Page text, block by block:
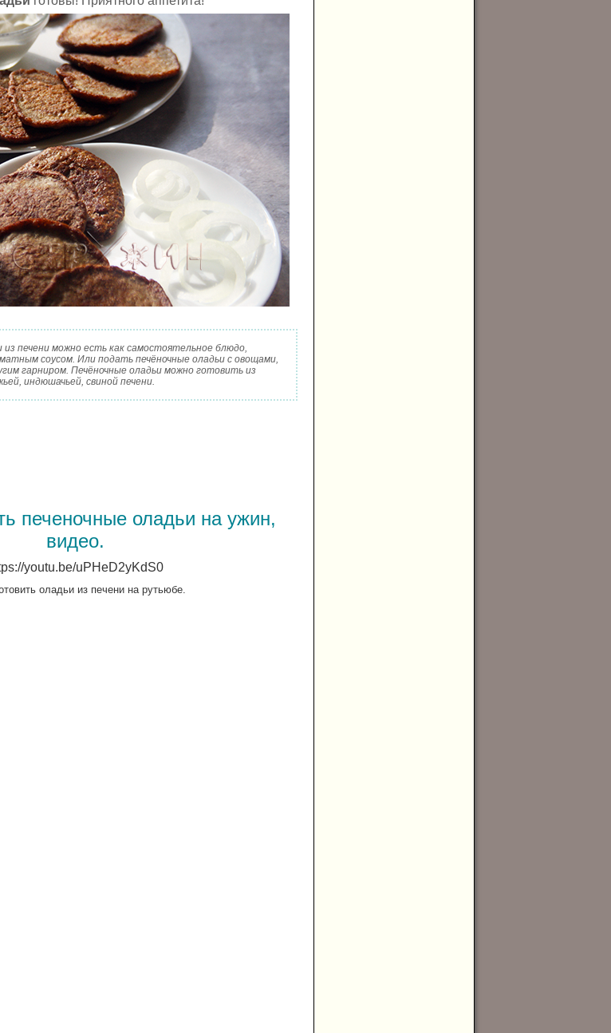
печени можно есть как самостоятельное блюдо,
соусом. Или подать печёночные оладьи с овощами,
гарниром. Печёночные оладьи можно готовить из
индюшачьей, свиной печени.
печеночные оладьи на ужин,
видео.
youtu.be/uPHeD2yKdS0
оладьи из печени на рутьюбе.